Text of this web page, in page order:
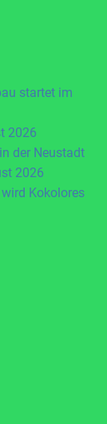
startet im
2026
der Neustadt
2026
Kokolores